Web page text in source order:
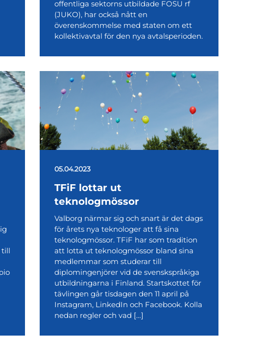
offentliga sektorns utbildade FOSU rf
(JUKO), har också nått en
överenskommelse med staten om ett
kollektivavtal för den nya avtalsperioden.
till
05.04.2023
TFiF lottar ut
teknologmössor
Valborg närmar sig och snart är det dags
för årets nya teknologer att få sina
teknologmössor. TFiF har som tradition
att lotta ut teknologmössor bland sina
medlemmar som studerar till
diplomingenjörer vid de svenskspråkiga
utbildningarna i Finland. Startskottet för
tävlingen går tisdagen den 11 april på
Instagram, LinkedIn och Facebook. Kolla
nedan regler och vad […]